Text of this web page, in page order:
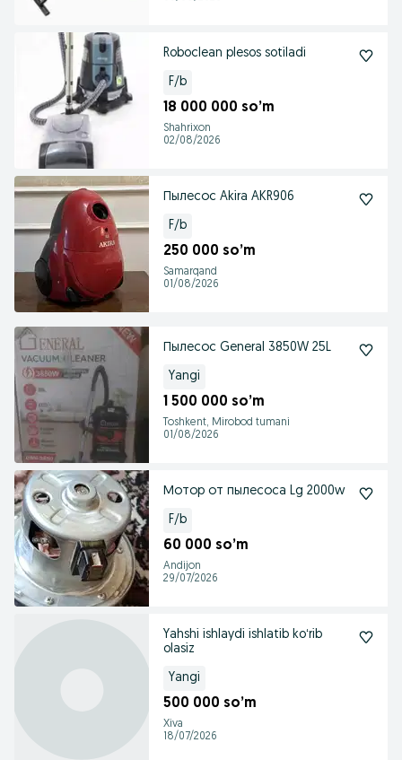
Roboclean plesos sotiladi
F/b
18 000 000 so’m
Shahrixon
02/08/2026
Пылесос Akira AKR906
F/b
250 000 so’m
Samarqand
01/08/2026
Пылесос General 3850W 25L
Yangi
1 500 000 so’m
Toshkent, Mirobod tumani
01/08/2026
Мотор от пылесоса Lg 2000w
F/b
60 000 so’m
Andijon
29/07/2026
Yahshi ishlaydi ishlatib koʻrib
olasiz
Yangi
500 000 so’m
Xiva
18/07/2026